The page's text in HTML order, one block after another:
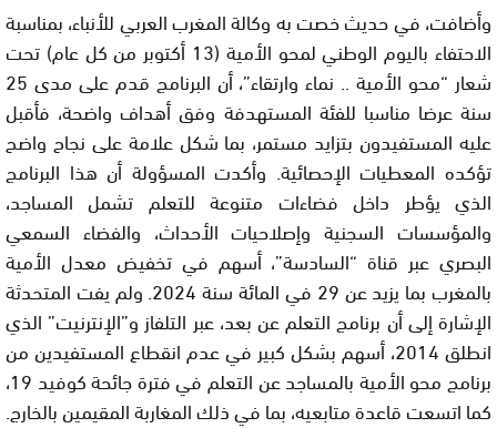
وأضافت، في حديث خصت به وكالة المغرب العربي للأنباء، بمناسبة
الاحتفاء باليوم الوطني لمحو الأمية (13 أكتوبر من كل عام) تحت
شعار “محو الأمية .. نماء وارتقاء”، أن البرنامج قدم على مدى 25
سنة عرضا مناسبا للفئة المستهدفة وفق أهداف واضحة، فأقبل
عليه المستفيدون بتزايد مستمر، بما شكل علامة على نجاح واضح
تؤكده المعطيات الإحصائية. وأكدت المسؤولة أن هذا البرنامج
الذي يؤطر داخل فضاءات متنوعة للتعلم تشمل المساجد،
والمؤسسات السجنية وإصلاحيات الأحداث، والفضاء السمعي
البصري عبر قناة “السادسة”، أسهم في تخفيض معدل الأمية
بالمغرب بما يزيد عن 29 في المائة سنة 2024. ولم يفت المتحدثة
الإشارة إلى أن برنامج التعلم عن بعد، عبر التلفاز و”الإنترنيت” الذي
انطلق 2014، أسهم بشكل كبير في عدم انقطاع المستفيدين من
برنامج محو الأمية بالمساجد عن التعلم في فترة جائحة كوفيد 19،
كما اتسعت قاعدة متابعيه، بما في ذلك المغاربة المقيمين بالخارج.